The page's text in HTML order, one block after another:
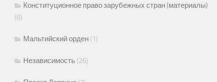
Конституционное право зарубежных стран (материалы)
(8)
Мальтийский орден (1)
Независимость (26)